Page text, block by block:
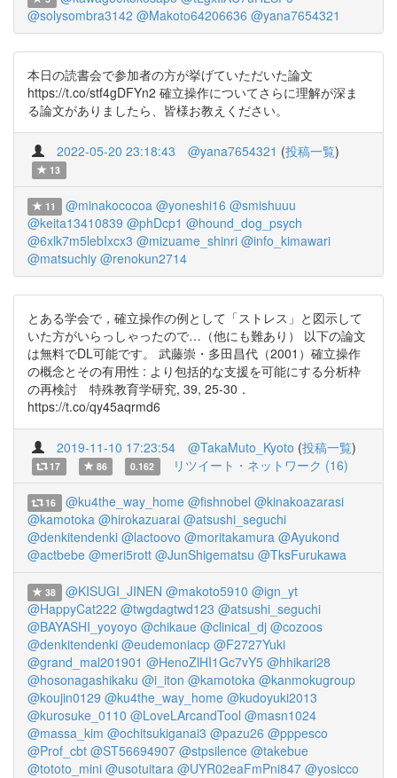
@solysombra3142 @Makoto64206636 @yana7654321
本日の読書会で参加者の方が挙げていただいた論文
https://t.co/stf4gDFYn2 確立操作についてさらに理解が深ま
る論文がありましたら、皆様お教えください。
2022-05-20 23:18:43 @yana7654321 (投稿一覧)
13
11 @minakococoa @yoneshi16 @smishuuu
@keita13410839 @phDcp1 @hound_dog_psych
@6xlk7m5lebIxcx3 @mizuame_shinri @info_kimawari
@matsuchiy @renokun2714
とある学会で，確立操作の例として「ストレス」と図示して
いた方がいらっしゃったので…（他にも難あり） 以下の論文
は無料でDL可能です。 武藤崇・多田昌代（2001）確立操作
の概念とその有用性 : より包括的な支援を可能にする分析枠
の再検討 特殊教育学研究, 39, 25-30．
https://t.co/qy45aqrmd6
2019-11-10 17:23:54 @TakaMuto_Kyoto (投稿一覧)
17 86 0.162 リツイート・ネットワーク (16)
16 @ku4the_way_home @fishnobel @kinakoazarasi
@kamotoka @hirokazuarai @atsushi_seguchi
@denkitendenki @lactoovo @moritakamura @Ayukond
@actbebe @meri5rott @JunShigematsu @TksFurukawa
38 @KISUGI_JINEN @makoto5910 @ign_yt
@HappyCat222 @twgdagtwd123 @atsushi_seguchi
@BAYASHI_yoyoyo @chikaue @clinical_dj @cozoos
@denkitendenki @eudemoniacp @F2727Yuki
@grand_mal201901 @HenoZlHI1Gc7vY5 @hhikari28
@hosonagashikaku @i_iton @kamotoka @kanmokugroup
@koujin0129 @ku4the_way_home @kudoyuki2013
@kurosuke_0110 @LoveLArcandTool @masn1024
@massa_kim @ochitsukiganai3 @pazu26 @pppesco
@Prof_cbt @ST56694907 @stpsilence @takebue
@tototo_mini @usotuitara @UYR02eaFmPni847 @yosicco